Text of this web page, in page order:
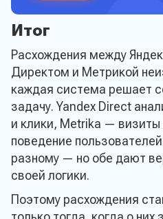
Итог
Расхождения между
Директом и Метрикой
каждая система решает
задачу. Yandex Direct
и клики, Metrika — визиты
поведение
разному — но обе дают
своей логики.
Поэтому расхождения